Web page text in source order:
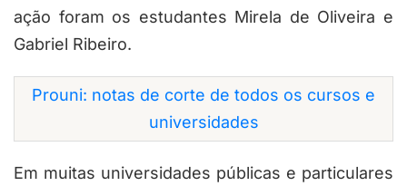
ação foram os estudantes Mirela de Oliveira e
Gabriel Ribeiro.
Prouni: notas de corte de todos os cursos e
universidades
Em muitas universidades públicas e particulares